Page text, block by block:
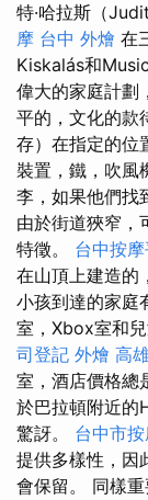
特·哈拉斯（
摩 台中 外燴 在
Kiskalás和
偉大的家庭計劃
平的，文化的款
存）在指定的位
裝置，鐵，吹風
李，如果他們找
由於街道狹窄，
特徵。 台中按
在山頂上建造的
小孩到達的家庭
室，Xbox室和
司登記 外燴 高
室，酒店價格總
於巴拉頓附近的
驚訝。 台中市
提供多樣性，因
會保留。 同樣